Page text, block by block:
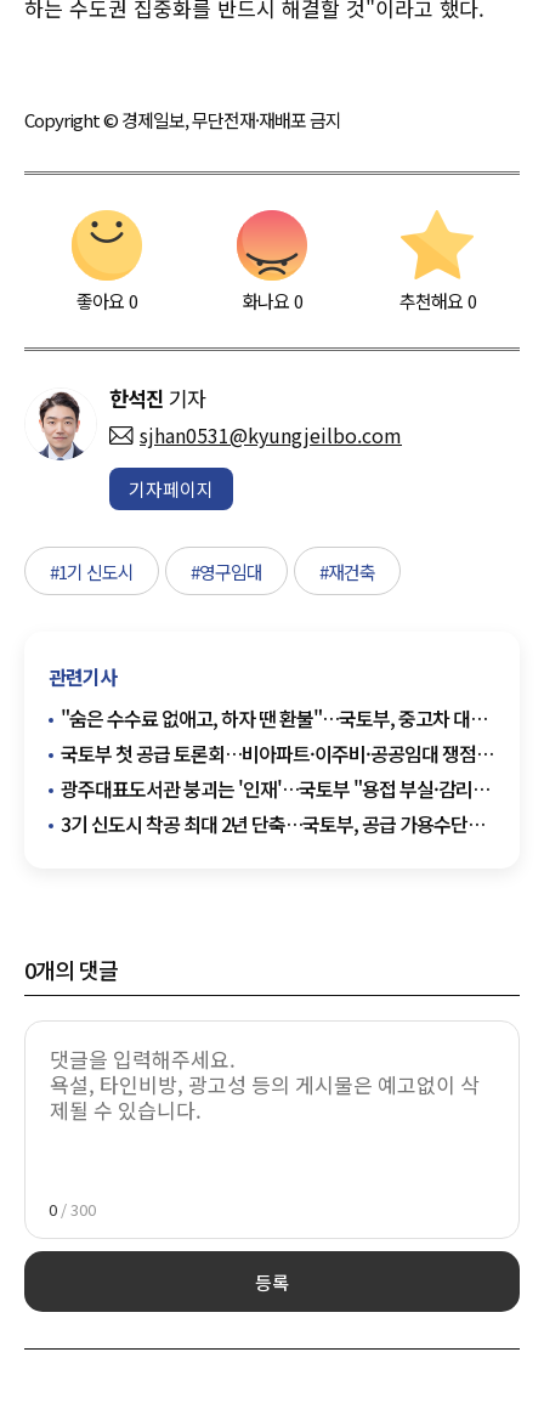
하는 수도권 집중화를 반드시 해결할 것"이라고 했다.
Copyright © 경제일보, 무단전재·재배포 금지
좋아요0 화나요0 추천해요 0
한석진 기자
sjhan0531@kyungjeilbo.com
기자페이지
#1기 신도시 #영구임대 #재건축
관련기사
"숨은 수수료 없애고, 하자 땐 환불"…국토부, 중고차 대책
발표
국토부 첫 공급 토론회…비아파트·이주비·공공임대 쟁점
부상
광주대표도서관 붕괴는 '인재'…국토부 "용접 부실·감리
소홀 확인"
3기 신도시 착공 최대 2년 단축…국토부, 공급 가용수단
0개의 댓글
0 / 300
등록